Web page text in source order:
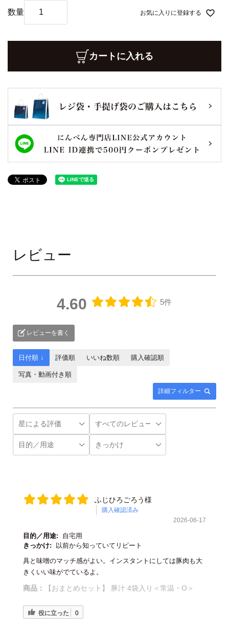
お気に入りに登録する
カートに入れる
レビュー
4.60 5件
レビューを書く
詳細フィルター
日付順 ↓ 評価順 いいね数順 購入確認順
写真・動画付き順
ふじひろごろう様
購入確認済み
2026-06-17
目的／用途:
自宅用
きっかけ:
以前から知っていてリピート
具と味噌のマッチ感がよい。インスタントにしては豚肉も大
きくいい味がでているよ。
商品： 【おまとめセット】 豚汁 4袋入り＜常温・O＞
役に立った 0